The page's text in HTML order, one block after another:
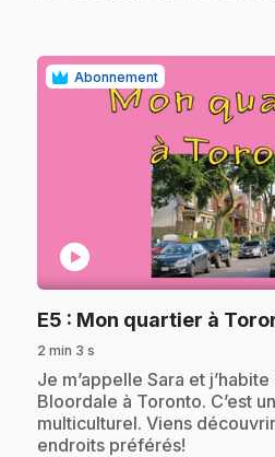
Abonnement
play_circle
E5 : Mon quartier à
2 min 3 s
.Je m’appelle Sara et
Bloordale à Toronto. C’est
multiculturel. Viens
endroits préférés!